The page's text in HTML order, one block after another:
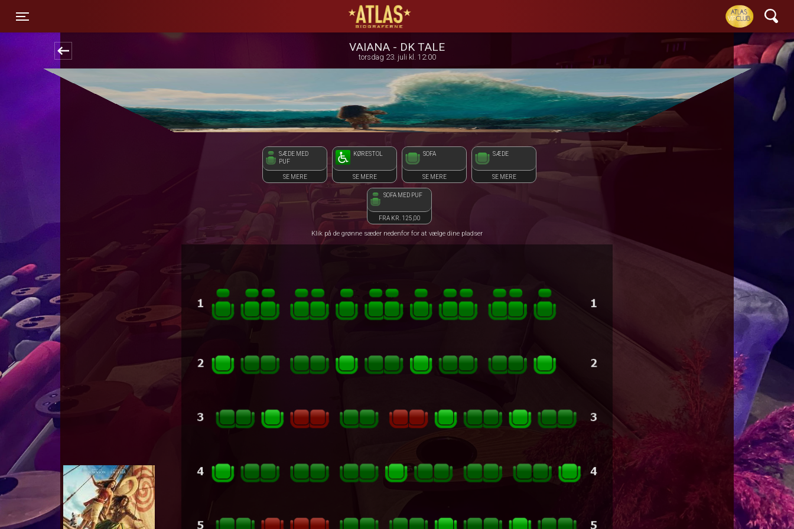
ATLAS Biograferne
VAIANA - DK TALE
torsdag 23. juli kl. 12:00
SÆDE MED
PUF
SE MERE
KØRESTOL
SE MERE
SOFA
SE MERE
SÆDE
SE MERE
SOFA MED PUF
FRA KR. 125,00
Klik på de grønne sæder nedenfor for at vælge dine pladser
1step-front02 104727